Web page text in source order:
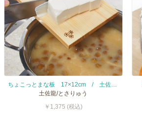
土佐龍/とさりゅう
￥1,375 (税込)